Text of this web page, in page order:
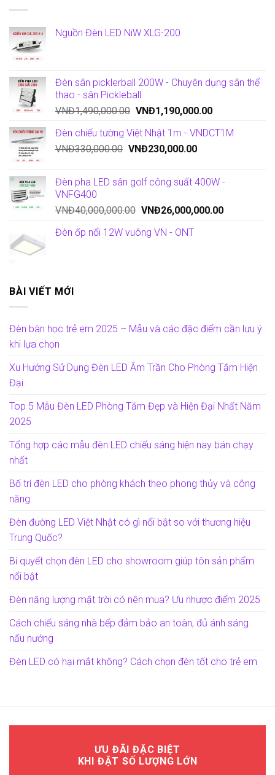
Nguồn Đèn LED NiW XLG-200
Đèn sân picklerball 200W - Chuyên dụng sân thể
thao - sân Pickleball
VNĐ1,490,000.00 VNĐ1,190,000.00
Đèn chiếu tường Việt Nhật 1m - VNDCT1M
VNĐ330,000.00 VNĐ230,000.00
Đèn pha LED sân golf công suất 400W -
VNFG400
VNĐ40,000,000.00 VNĐ26,000,000.00
Đèn ốp nổi 12W vuông VN - ONT
BÀI VIẾT MỚI
Đèn bàn học trẻ em 2025 – Mẫu và các đặc điểm cần lưu ý
khi lựa chọn
Xu Hướng Sử Dụng Đèn LED Âm Trần Cho Phòng Tắm Hiện
Đại
Top 5 Mẫu Đèn LED Phòng Tắm Đẹp và Hiện Đại Nhất Năm
2025
Tổng hợp các mẫu đèn LED chiếu sáng hiện nay bán chạy
nhất
Bố trí đèn LED cho phòng khách theo phong thủy và công
năng
Đèn đường LED Việt Nhật có gì nổi bật so với thương hiệu
Trung Quốc?
Bí quyết chọn đèn LED cho showroom giúp tôn sản phẩm
nổi bật
Đèn năng lượng mặt trời có nên mua? Ưu nhược điểm 2025
Cách chiếu sáng nhà bếp đảm bảo an toàn, đủ ánh sáng
nấu nướng
Đèn LED có hại mắt không? Cách chọn đèn tốt cho trẻ em
ƯU ĐÃI ĐẶC BIỆT
KHI ĐẶT SỐ LƯỢNG LỚN